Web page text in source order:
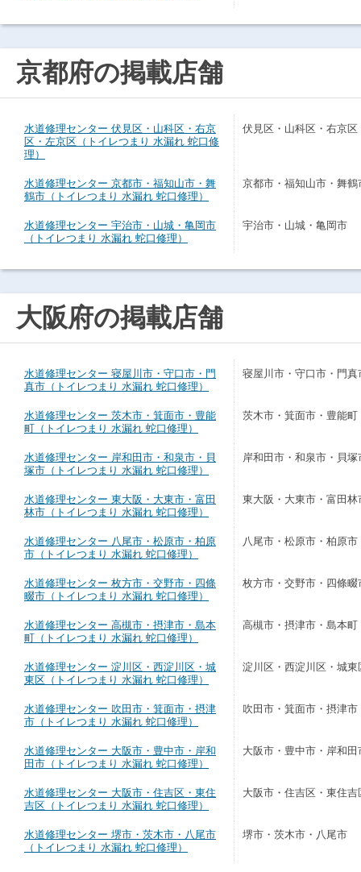
京都府の掲載店舗
水道修理センター 伏見区・山科区・右京
区・左京区（トイレつまり 水漏れ 蛇口修
理）
伏見区・山科区・右京区
水道修理センター 京都市・福知山市・舞
鶴市（トイレつまり 水漏れ 蛇口修理）
京都市・福知山市・舞鶴
水道修理センター 宇治市・山城・亀岡市
（トイレつまり 水漏れ 蛇口修理）
宇治市・山城・亀岡市
大阪府の掲載店舗
水道修理センター 寝屋川市・守口市・門
真市（トイレつまり 水漏れ 蛇口修理）
寝屋川市・守口市・門真
水道修理センター 茨木市・箕面市・豊能
町（トイレつまり 水漏れ 蛇口修理）
茨木市・箕面市・豊能町
水道修理センター 岸和田市・和泉市・貝
塚市（トイレつまり 水漏れ 蛇口修理）
岸和田市・和泉市・貝塚
水道修理センター 東大阪・大東市・富田
林市（トイレつまり 水漏れ 蛇口修理）
東大阪・大東市・富田林
水道修理センター 八尾市・松原市・柏原
市（トイレつまり 水漏れ 蛇口修理）
八尾市・松原市・柏原市
水道修理センター 枚方市・交野市・四條
畷市（トイレつまり 水漏れ 蛇口修理）
枚方市・交野市・四條畷
水道修理センター 高槻市・摂津市・島本
町（トイレつまり 水漏れ 蛇口修理）
高槻市・摂津市・島本町
水道修理センター 淀川区・西淀川区・城
東区（トイレつまり 水漏れ 蛇口修理）
淀川区・西淀川区・城東
水道修理センター 吹田市・箕面市・摂津
市（トイレつまり 水漏れ 蛇口修理）
吹田市・箕面市・摂津市
水道修理センター 大阪市・豊中市・岸和
田市（トイレつまり 水漏れ 蛇口修理）
大阪市・豊中市・岸和田
水道修理センター 大阪市・住吉区・東住
吉区（トイレつまり 水漏れ 蛇口修理）
大阪市・住吉区・東住吉
水道修理センター 堺市・茨木市・八尾市
（トイレつまり 水漏れ 蛇口修理）
堺市・茨木市・八尾市